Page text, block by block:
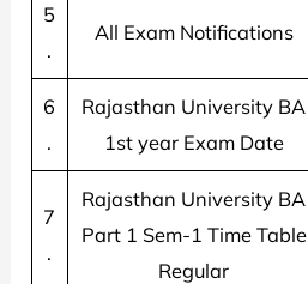
5
.
All Exam Notifications
6
.
Rajasthan University BA
1st year Exam Date
7
.
Rajasthan University BA
Part 1 Sem-1 Time Table
Regular